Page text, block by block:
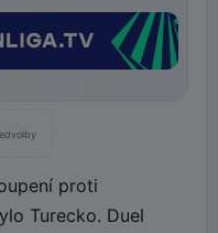
proti
Turecko. Duel